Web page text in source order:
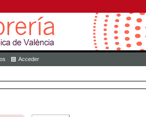
Acceder